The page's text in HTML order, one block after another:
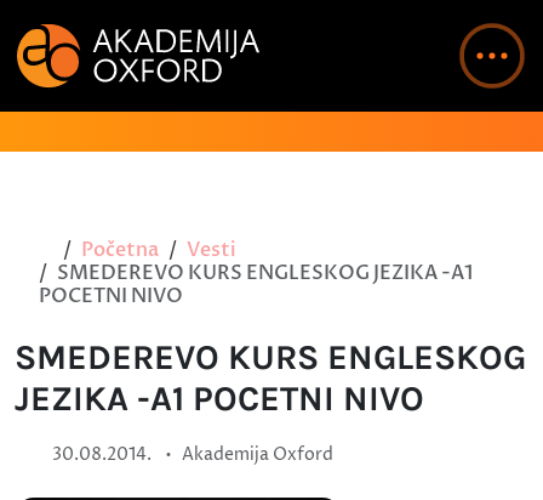
Početna
Vesti
SMEDEREVO KURS ENGLESKOG JEZIKA -A1
POCETNI NIVO
SMEDEREVO KURS ENGLESKOG
JEZIKA -A1 POCETNI NIVO
30.08.2014. • Akademija Oxford